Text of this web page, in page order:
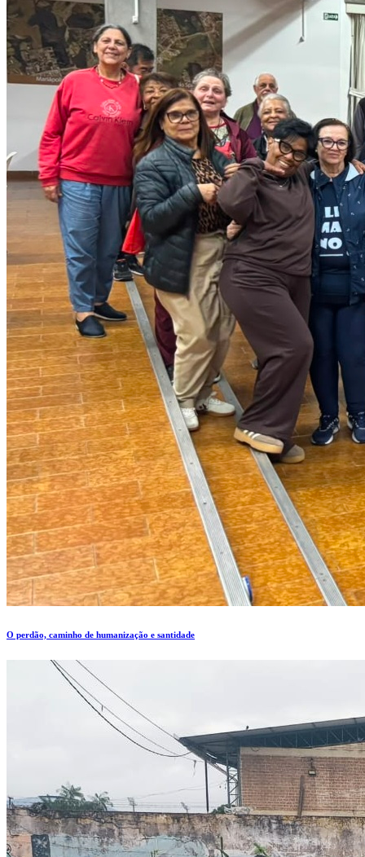
O perdão, caminho de humanização e santidade